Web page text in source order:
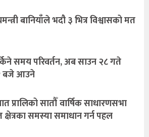
बानियाँले भदौ ३ भित्र विश्वासको मत
समय परिवर्तन, अब साउन २८ गते
बजे आउने
प्रालिको सातौँ वार्षिक साधारणसभा
क्षेत्रका समस्या समाधान गर्न पहल